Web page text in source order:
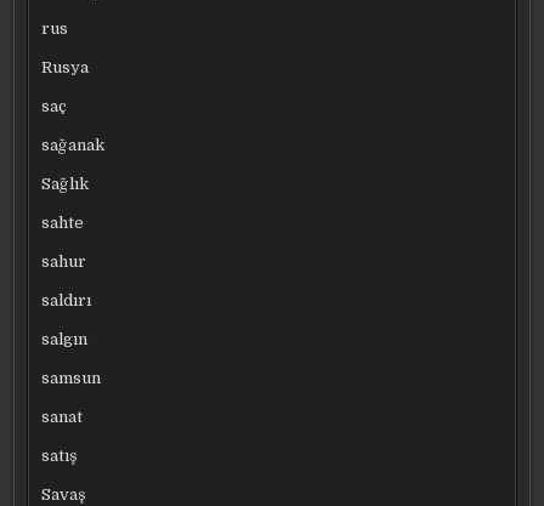
rus
Rusya
saç
sağanak
Sağlık
sahte
sahur
saldırı
salgın
samsun
sanat
satış
Savaş